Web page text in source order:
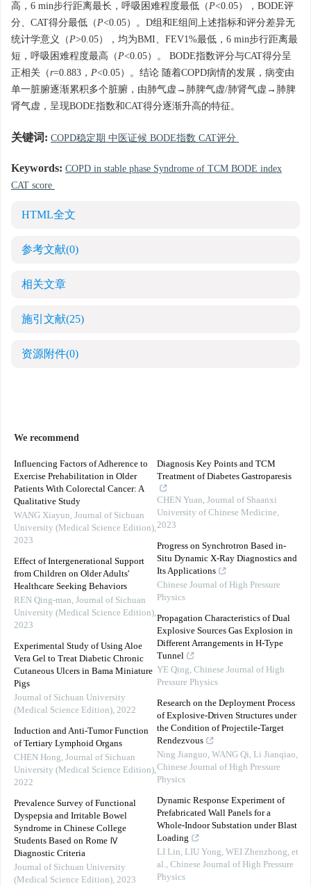
高，6 min步行距离最长，呼吸困难程度最低（P<0.05），BODE评
分、CAT得分最低（P<0.05）。D组和E组间上述指标和评分差异无
统计学意义（P>0.05），均为BMI、FEV1%最低，6 min步行距离最
短，呼吸困难程度最高（P<0.05）。 BODE指数评分与CAT得分呈
正相关（r=0.883， P<0.05）。结论 随着COPD病情的发展，病变由
单一脏腑逐渐累积多个脏腑，由肺气虚→肺脾气虚/肺肾气虚→肺脾
肾气虚，呈现BODE指数和CAT得分逐渐升高的特征。
关键词: COPD稳定期 中医证候 BODE指数 CAT评分
Keywords: COPD in stable phase Syndrome of TCM BODE index
CAT score
HTML全文
参考文献(0)
相关文章
施引文献(25)
资源附件(0)
We recommend
Influencing Factors of Adherence to
Exercise Prehabilitation in Older
Patients With Colorectal Cancer: A
Qualitative Study
WANG Xiayun, Journal of Sichuan
University (Medical Science Edition),
2023
Effect of Intergenerational Support
from Children on Older Adults'
Healthcare Seeking Behaviors
REN Qing-man, Journal of Sichuan
University (Medical Science Edition),
2023
Experimental Study of Using Aloe
Vera Gel to Treat Diabetic Chronic
Cutaneous Ulcers in Bama Miniature
Pigs
Journal of Sichuan University
(Medical Science Edition), 2022
Induction and Anti-Tumor Function
of Tertiary Lymphoid Organs
CHEN Hong, Journal of Sichuan
University (Medical Science Edition),
2022
Prevalence Survey of Functional
Dyspepsia and Irritable Bowel
Syndrome in Chinese College
Students Based on Rome Ⅳ
Diagnostic Criteria
Journal of Sichuan University
(Medical Science Edition), 2023
Diagnosis Key Points and TCM
Treatment of Diabetes Gastroparesis
CHEN Yuan, Journal of Shaanxi
University of Chinese Medicine,
2023
Progress on Synchrotron Based in-
Situ Dynamic X-Ray Diagnostics and
Its Applications
Chinese Journal of High Pressure
Physics
Propagation Characteristics of Dual
Explosive Sources Gas Explosion in
Different Arrangements in H-Type
Tunnel
YE Qing, Chinese Journal of High
Pressure Physics
Research on the Deployment Process
of Explosive-Driven Structures under
the Condition of Projectile-Target
Rendezvous
Ning Jianguo, WANG Qi, Li Jianqiao,
Chinese Journal of High Pressure
Physics
Dynamic Response Experiment of
Prefabricated Wall Panels for a
Whole-Indoor Substation under Blast
Loading
LI Lin, LIU Yong, WEI Zhenzhong, et
al., Chinese Journal of High Pressure
Physics